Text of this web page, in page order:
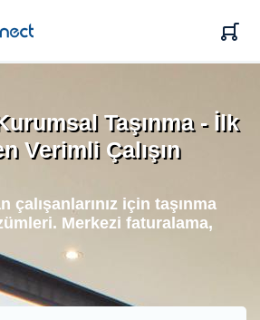
Taşınma - İlk
Verimli Çalışın
çalışanlarınız için taşınma
Merkezi faturalama,